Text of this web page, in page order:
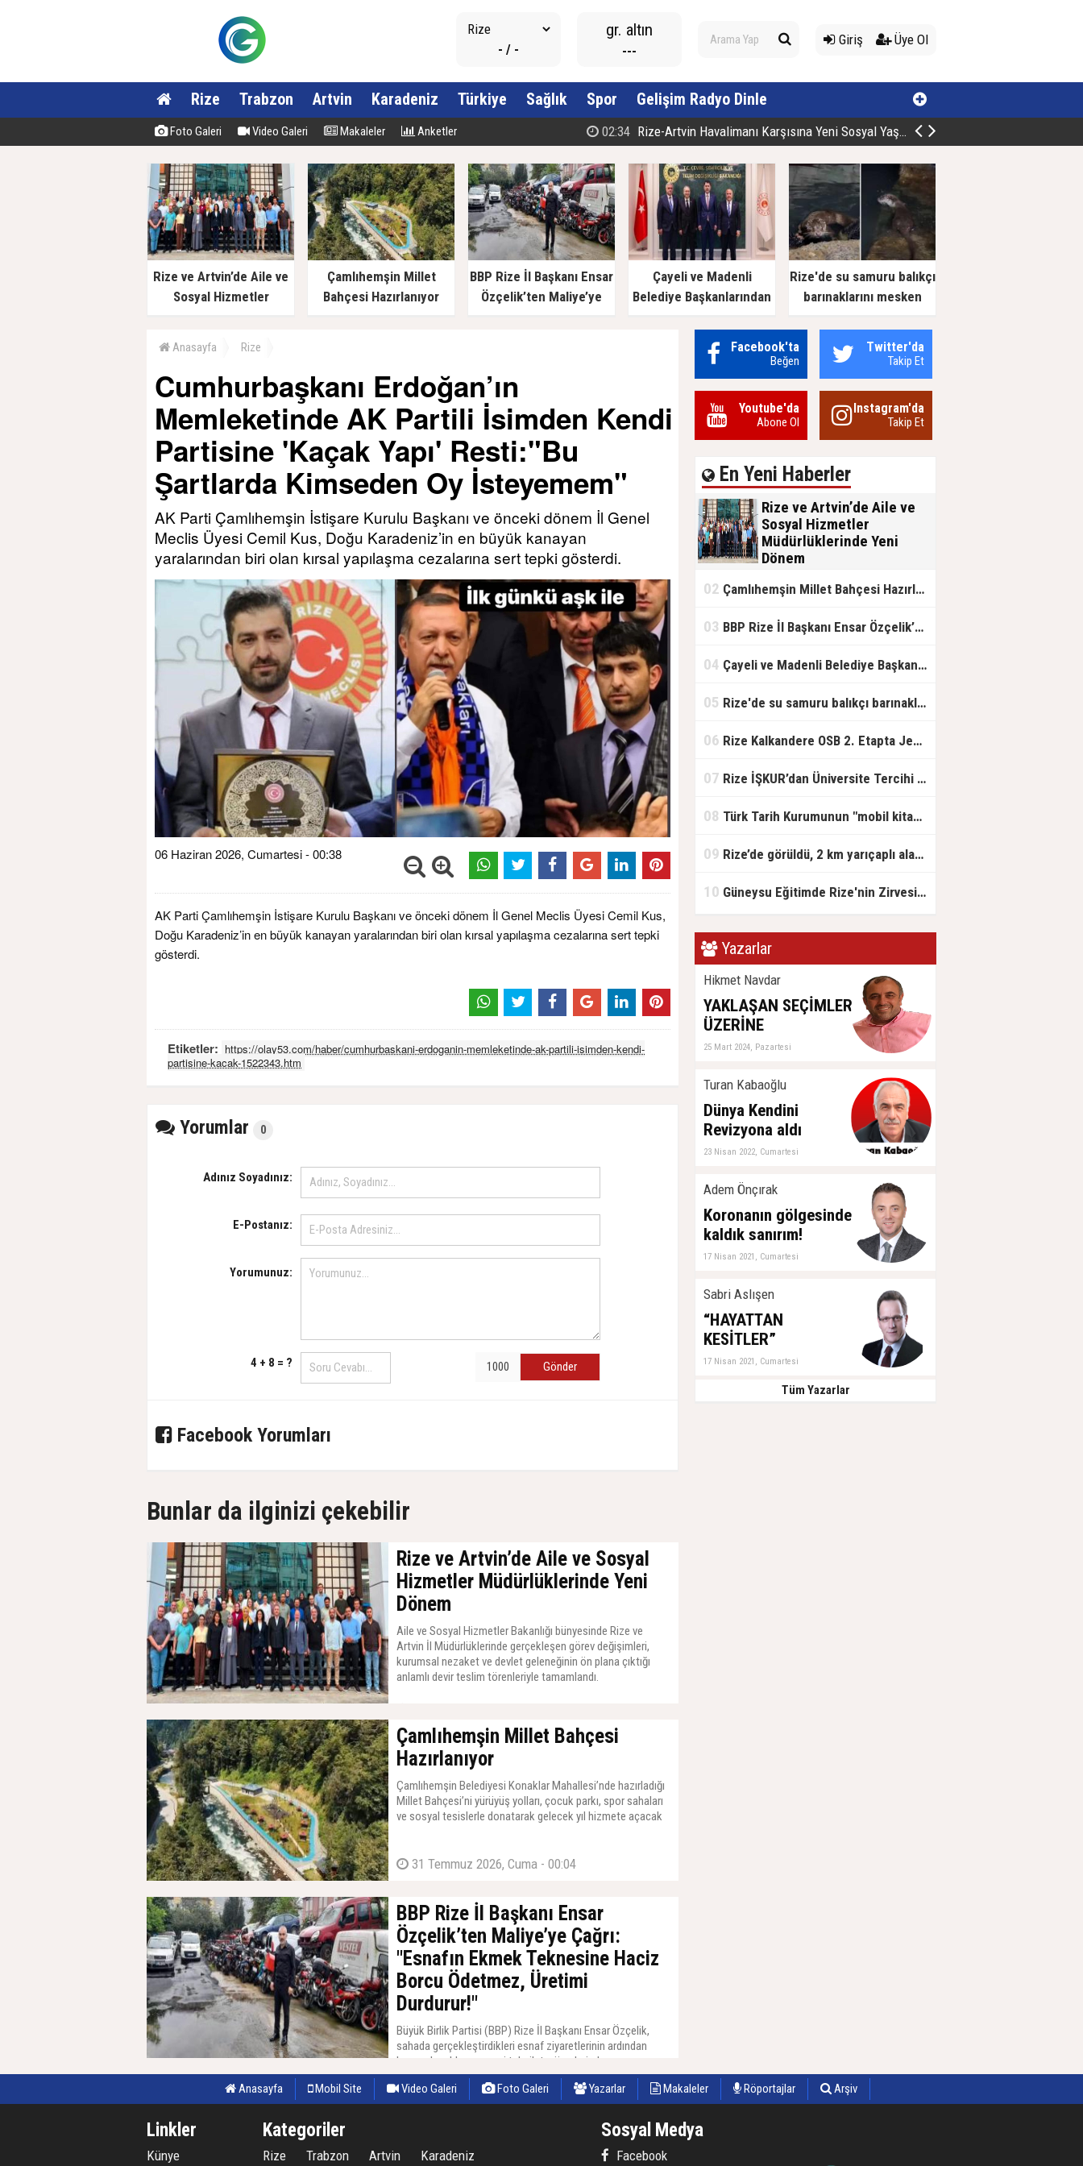
- / -
gr. altın
---
Giriş Üye Ol
Rize Trabzon Artvin Karadeniz Türkiye Sağlık Spor Gelişim Radyo Dinle
Foto Galeri Video Galeri Makaleler Anketler 02:34 Rize-Artvin Havalimanı Karşısına Yeni Sosyal Yaşam Alan
Rize ve Artvin’de Aile ve
Sosyal Hizmetler
Çamlıhemşin Millet
Bahçesi Hazırlanıyor
BBP Rize İl Başkanı Ensar
Özçelik’ten Maliye’ye
Çayeli ve Madenli
Belediye Başkanlarından
Rize'de su samuru balıkçı
barınaklarını mesken
Anasayfa Rize
Cumhurbaşkanı Erdoğan’ın
Memleketinde AK Partili İsimden Kendi
Partisine 'Kaçak Yapı' Resti:"Bu
Şartlarda Kimseden Oy İsteyemem"
AK Parti Çamlıhemşin İstişare Kurulu Başkanı ve önceki dönem İl Genel
Meclis Üyesi Cemil Kus, Doğu Karadeniz’in en büyük kanayan
yaralarından biri olan kırsal yapılaşma cezalarına sert tepki gösterdi.
06 Haziran 2026, Cumartesi - 00:38
AK Parti Çamlıhemşin İstişare Kurulu Başkanı ve önceki dönem İl Genel Meclis Üyesi Cemil Kus,
Doğu Karadeniz’in en büyük kanayan yaralarından biri olan kırsal yapılaşma cezalarına sert tepki
gösterdi.
Etiketler: https://olay53.com/haber/cumhurbaskani-erdoganin-memleketinde-ak-partili-isimden-kendi-
partisine-kacak-1522343.htm
Yorumlar 0
Adınız Soyadınız:
E-Postanız:
Yorumunuz:
4 + 8 = ? Gönder
Facebook Yorumları
Bunlar da ilginizi çekebilir
Rize ve Artvin’de Aile ve Sosyal
Hizmetler Müdürlüklerinde Yeni
Dönem
Aile ve Sosyal Hizmetler Bakanlığı bünyesinde Rize ve
Artvin İl Müdürlüklerinde gerçekleşen görev değişimleri,
kurumsal nezaket ve devlet geleneğinin ön plana çıktığı
anlamlı devir teslim törenleriyle tamamlandı.
Çamlıhemşin Millet Bahçesi
Hazırlanıyor
Çamlıhemşin Belediyesi Konaklar Mahallesi’nde hazırladığı
Millet Bahçesi’ni yürüyüş yolları, çocuk parkı, spor sahaları
ve sosyal tesislerle donatarak gelecek yıl hizmete açacak
31 Temmuz 2026, Cuma - 00:04
BBP Rize İl Başkanı Ensar
Özçelik’ten Maliye’ye Çağrı:
"Esnafın Ekmek Teknesine Haciz
Borcu Ödetmez, Üretimi
Durdurur!"
Büyük Birlik Partisi (BBP) Rize İl Başkanı Ensar Özçelik,
sahada gerçekleştirdikleri esnaf ziyaretlerinin ardından
kamu alacakları ve vergi tahsilatı süreçlerinde yaşanan
sıkıntılara dikkat çekerek Hazine ve Maliye Bakanlığına
çağrıda bulundu.
31 Temmuz 2026, Cuma - 00:04
Facebook'ta
Beğen
Twitter'da
Takip Et
Youtube'da
Abone Ol
Instagram'da
Takip Et
En Yeni Haberler
Rize ve Artvin’de Aile ve
Sosyal Hizmetler
Müdürlüklerinde Yeni
Dönem
bünyesinde Rize ve Artvin İl
Müdürlüklerinde gerçekleşen görev
devlet geleneğinin ön plana çıktığı
02 Çamlıhemşin Millet Bahçesi Hazırlanıyor
03 BBP Rize İl Başkanı Ensar Özçelik’ten Maliye’ye Çağrı: "Esnafın Ekmek Teknesine Haciz Borcu Ödetmez, Üretimi Durdurur!"
04 Çayeli ve Madenli Belediye Başkanlarından Bakan Kurum’a Ziyaret
05 Rize'de su samuru balıkçı barınaklarını mesken tuttu
06 Rize Kalkandere OSB 2. Etapta Jeolojik Etüt Çalışmaları Başladı
07 Rize İŞKUR’dan Üniversite Tercihi Yapan Adaylara DABİS Desteği
08 Türk Tarih Kurumunun "mobil kitap satış mağazası" Rize'ye geldi
09 Rize’de görüldü, 2 km yarıçaplı alan karantinada
10 Güneysu Eğitimde Rize'nin Zirvesinde: LGS ve YKS’de Rize Birinciliği Geldi!
Yazarlar
Hikmet Navdar
YAKLAŞAN SEÇİMLER
ÜZERİNE
25 Mart 2024, Pazartesi
Turan Kabaoğlu
Dünya Kendini
Revizyona aldı
23 Nisan 2022, Cumartesi
Adem Önçırak
Koronanın gölgesinde
kaldık sanırım!
17 Nisan 2021, Cumartesi
Sabri Aslışen
“HAYATTAN
KESİTLER”
17 Nisan 2021, Cumartesi
Tüm Yazarlar
Anasayfa Mobil Site Video Galeri Foto Galeri Yazarlar Makaleler Röportajlar Arşiv
Linkler
Künye
Kategoriler
Rize Trabzon Artvin Karadeniz
Sosyal Medya
Facebook